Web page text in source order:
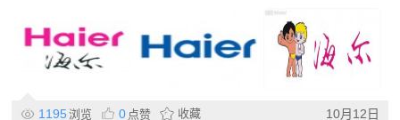
1195 浏览 0 点赞 收藏 10月12日